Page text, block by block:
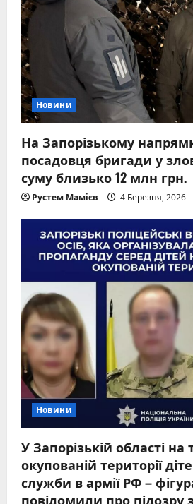
Новини
На Запорізькому
посадовця бригади у
суму близько 12 млн грн.
Рустем Мамієв 4 Березня, 2026
Новини
У Запорізькій області
окупованій території
служби в армії РФ –
повідомили про підозру